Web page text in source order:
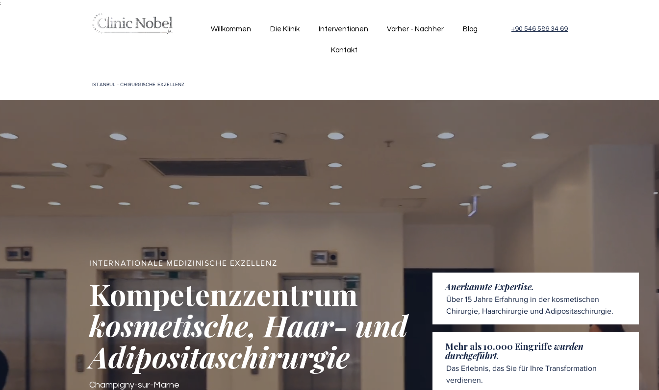
;
Willkommen Die Klinik Interventionen Vorher - Nachher Blog
Kontakt
ISTANBUL - CHIRURGISCHE EXZELLENZ
+90 546 586 34 69
INTERNATIONALE MEDIZINISCHE EXZELLENZ
Kompetenzzentrum
kosmetische, Haar- und
Adipositaschirurgie
Champigny-sur-Marne
Anerkannte Expertise.
Über 15 Jahre Erfahrung in der kosmetischen
Chirurgie, Haarchirurgie und Adipositaschirurgie.
Mehr als 10.000 Eingriffe wurden
durchgeführt.
Das Erlebnis, das Sie für Ihre Transformation
verdienen.